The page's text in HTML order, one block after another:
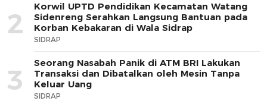
2
Korwil UPTD Pendidikan Kecamatan Watang
Sidenreng Serahkan Langsung Bantuan pada
Korban Kebakaran di Wala Sidrap
SIDRAP
3
Seorang Nasabah Panik di ATM BRI Lakukan
Transaksi dan Dibatalkan oleh Mesin Tanpa
Keluar Uang
SIDRAP